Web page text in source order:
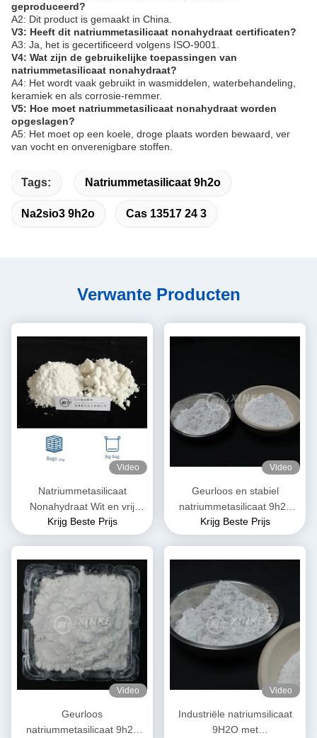
geproduceerd?
A2: Dit product is gemaakt in China.
V3: Heeft dit natriummetasilicaat nonahydraat certificaten?
A3: Ja, het is gecertificeerd volgens ISO-9001.
V4: Wat zijn de gebruikelijke toepassingen van
natriummetasilicaat nonahydraat?
A4: Het wordt vaak gebruikt in wasmiddelen, waterbehandeling,
keramiek en als corrosie-remmer.
V5: Hoe moet natriummetasilicaat nonahydraat worden
opgeslagen?
A5: Het moet op een koele, droge plaats worden bewaard, ver
van vocht en onverenigbare stoffen.
Tags: Natriummetasilicaat 9h2o
Na2sio3 9h2o Cas 13517 24 3
Verwante Producten
Video
Natriummetasilicaat
Nonahydraat Wit en vrij
stromend korrels / poeder
13517-24-3
Krijg Beste Prijs
Video
Geurloos en stabiel
natriummetasilicaat 9h2o
voor industriële doeleinden
Krijg Beste Prijs
Video
Geurloos
natriummetasilicaat 9h2o
Video
Industriële natriumsilicaat
9H2O met